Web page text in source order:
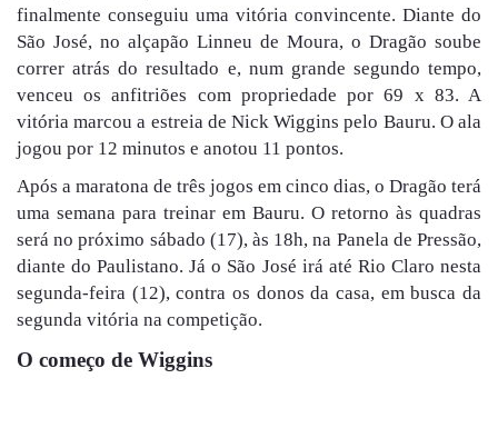
finalmente conseguiu uma vitória convincente. Diante do
São José, no alçapão Linneu de Moura, o Dragão soube
correr atrás do resultado e, num grande segundo tempo,
venceu os anfitriões com propriedade por 69 x 83. A
vitória marcou a estreia de Nick Wiggins pelo Bauru. O ala
jogou por 12 minutos e anotou 11 pontos.
Após a maratona de três jogos em cinco dias, o Dragão terá
uma semana para treinar em Bauru. O retorno às quadras
será no próximo sábado (17), às 18h, na Panela de Pressão,
diante do Paulistano. Já o São José irá até Rio Claro nesta
segunda-feira (12), contra os donos da casa, em busca da
segunda vitória na competição.
O começo de Wiggins